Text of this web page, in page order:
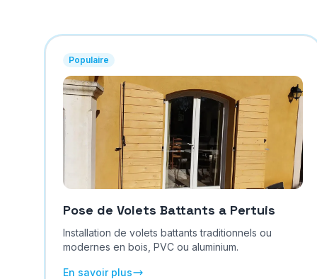
Populaire
Pose de Volets Battants a Pertuis
Installation de volets battants traditionnels ou
modernes en bois, PVC ou aluminium.
En savoir plus